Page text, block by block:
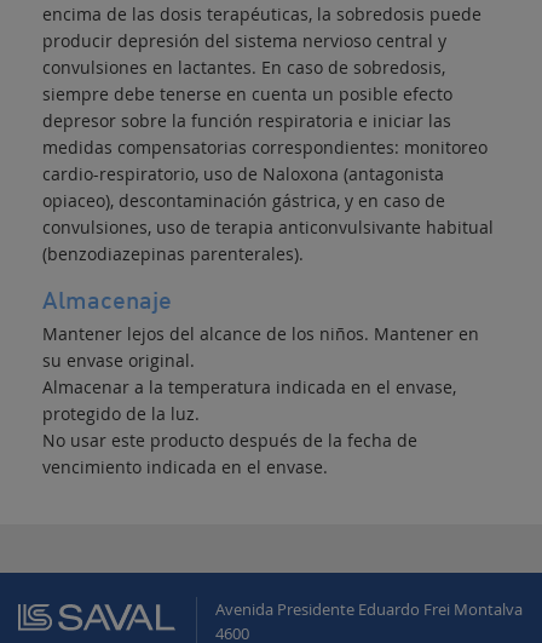
encima de las dosis terapéuticas, la sobredosis puede
producir depresión del sistema nervioso central y
convulsiones en lactantes. En caso de sobredosis,
siempre debe tenerse en cuenta un posible efecto
depresor sobre la función respiratoria e iniciar las
medidas compensatorias correspondientes: monitoreo
cardio-respiratorio, uso de Naloxona (antagonista
opiaceo), descontaminación gástrica, y en caso de
convulsiones, uso de terapia anticonvulsivante habitual
(benzodiazepinas parenterales).
Almacenaje
Mantener lejos del alcance de los niños. Mantener en
su envase original.
Almacenar a la temperatura indicada en el envase,
protegido de la luz.
No usar este producto después de la fecha de
vencimiento indicada en el envase.
Avenida Presidente Eduardo Frei Montalva
4600